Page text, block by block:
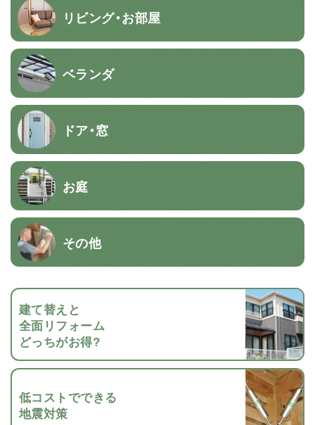
リビング・お部屋
ベランダ
ドア・窓
お庭
その他
建て替えと
全面リフォーム
どっちがお得?
低コストでできる
地震対策